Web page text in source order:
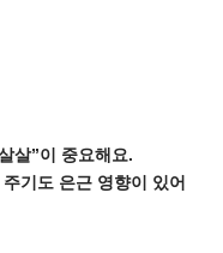
살”이 중요해요.
기도 은근 영향이 있어